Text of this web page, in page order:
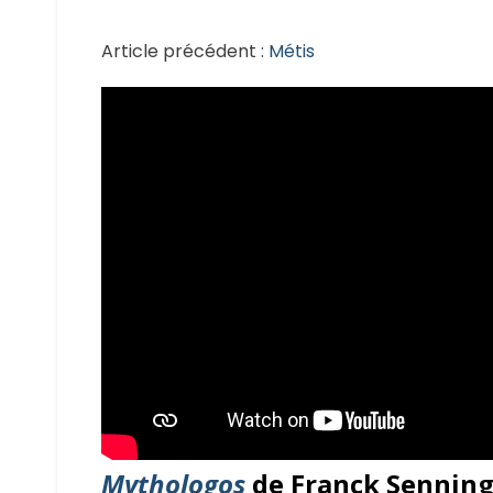
Article précédent : Métis
Mythologos de Franck